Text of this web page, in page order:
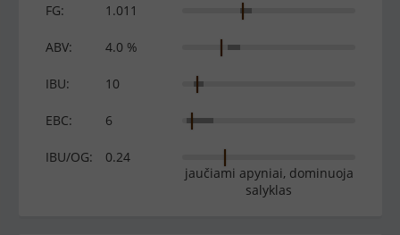
FG: 1.011
ABV: 4.0 %
IBU: 10
EBC: 6
IBU/OG:
0.24
jaučiami apyniai, dominuoja
salyklas